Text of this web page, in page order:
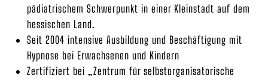
pädiatrischem Schwerpunkt in einer Kleinstadt auf dem
hessischen Land.
Seit 2004 intensive Ausbildung und Beschäftigung mit
Hypnose bei Erwachsenen und Kindern
Zertifiziert bei „Zentrum für selbstorganisatorische